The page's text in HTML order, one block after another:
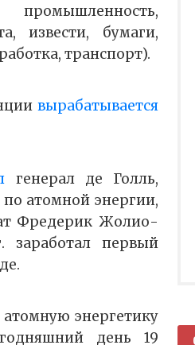
извести, бумаги,
транспорт).
вырабатывается
генерал де Голль,
атомной энергии,
Фредерик Жолио-
заработал первый
атомную энергетику
день 19